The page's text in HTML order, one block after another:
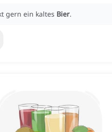
gern ein kaltes Bier.